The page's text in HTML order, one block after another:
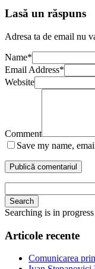
Lasă un răspuns
Adresa ta de email nu
Name*
Email Address*
Website
Comment
Save my name,
Search
Searching is in progress
Articole recente
Comunicarea